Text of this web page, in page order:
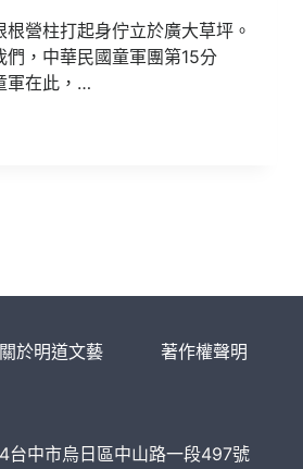
營柱打起身佇立於廣大草坪。
們，中華民國童軍團第15分
軍在此，…
關於明道文藝 著作權聲明
台中市烏日區中山路一段497號